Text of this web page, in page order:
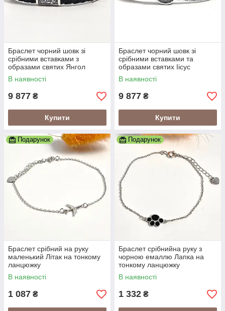
Браслет чорний шовк зі
срібними вставками з
образами святих Янгол
Охоронець
В наявності
9 877 ₴
Купити
Браслет чорний шовк зі
срібними вставками та
образами святих Іісус
Христос
В наявності
9 877 ₴
Купити
Подарунок
Браслет срібний на руку
маленький Літак на тонкому
ланцюжку
В наявності
1 087 ₴
Подарунок
Браслет срібнийна руку з
чорною емаллю Лапка на
тонкому ланцюжку
В наявності
1 332 ₴